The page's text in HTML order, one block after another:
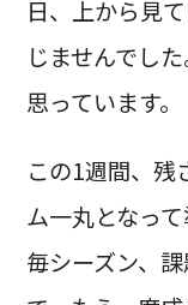
日、上から見
じませんでし
思っています。
この1週間、残
ム一丸となっ
毎シーズン、